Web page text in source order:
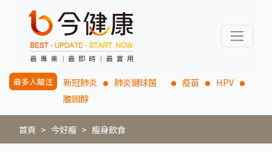
最多人關注 新冠肺炎 肺炎鏈球菌 疫苗
HPV
膽固醇
首頁 今好瘦 瘦身飲食